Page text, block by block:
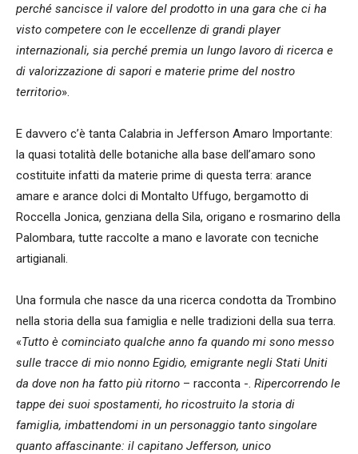
perché sancisce il valore del prodotto in una gara che ci ha
visto competere con le eccellenze di grandi player
internazionali, sia perché premia un lungo lavoro di ricerca e
di valorizzazione di sapori e materie prime del nostro
territorio».
E davvero c’è tanta Calabria in Jefferson Amaro Importante:
la quasi totalità delle botaniche alla base dell’amaro sono
costituite infatti da materie prime di questa terra: arance
amare e arance dolci di Montalto Uffugo, bergamotto di
Roccella Jonica, genziana della Sila, origano e rosmarino della
Palombara, tutte raccolte a mano e lavorate con tecniche
artigianali.
Una formula che nasce da una ricerca condotta da Trombino
nella storia della sua famiglia e nelle tradizioni della sua terra.
«Tutto è cominciato qualche anno fa quando mi sono messo
sulle tracce di mio nonno Egidio, emigrante negli Stati Uniti
da dove non ha fatto più ritorno – racconta -. Ripercorrendo le
tappe dei suoi spostamenti, ho ricostruito la storia di
famiglia, imbattendomi in un personaggio tanto singolare
quanto affascinante: il capitano Jefferson, unico